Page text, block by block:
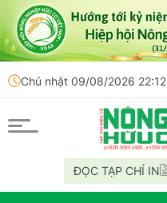
Chủ nhật 09/08/2026 22:12
ĐỌC TẠP CHÍ IN